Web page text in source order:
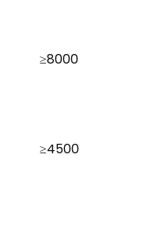
≥8000
≥4500